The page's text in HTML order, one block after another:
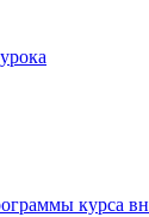
курса